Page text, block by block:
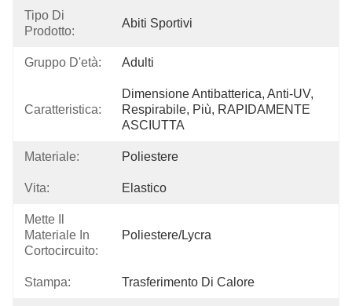
Tipo Di
Prodotto:
Abiti Sportivi
Gruppo D'età: Adulti
Caratteristica:
Dimensione Antibatterica, Anti-UV,
Respirabile, Più, RAPIDAMENTE
ASCIUTTA
Materiale: Poliestere
Vita: Elastico
Mette Il
Materiale In
Cortocircuito:
Poliestere/lycra
Stampa: Trasferimento Di Calore